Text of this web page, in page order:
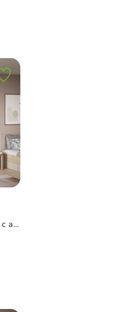
Распашной шкаф Виггинс-1.1 с антресолью